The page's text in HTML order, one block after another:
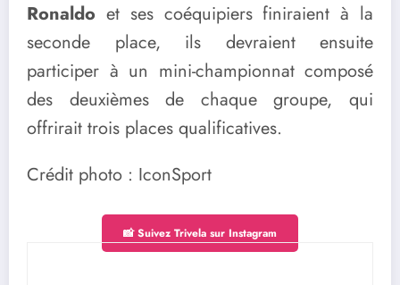
Ronaldo et ses coéquipiers finiraient à la
seconde place, ils devraient ensuite
participer à un mini-championnat composé
des deuxièmes de chaque groupe, qui
offrirait trois places qualificatives.
Crédit photo : IconSport
📸 Suivez Trivela sur Instagram